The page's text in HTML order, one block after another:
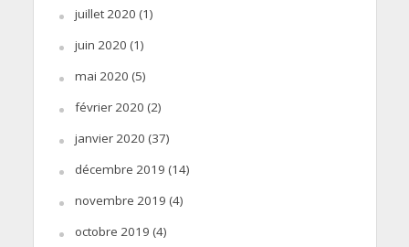
juillet 2020 (1)
juin 2020 (1)
mai 2020 (5)
février 2020 (2)
janvier 2020 (37)
décembre 2019 (14)
novembre 2019 (4)
octobre 2019 (4)